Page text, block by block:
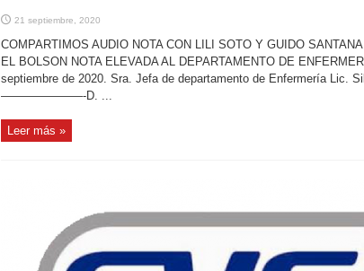
21 septiembre, 2020
COMPARTIMOS AUDIO NOTA CON LILI SOTO Y GUIDO
EL BOLSON NOTA ELEVADA AL DEPARTAMENTO DE
septiembre de 2020. Sra. Jefa de departamento de Enfermería
———————-D. ...
Leer más »